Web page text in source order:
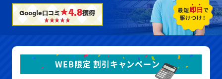
Google口コミ★4.8獲得
WEB限定 割引キャンペーン